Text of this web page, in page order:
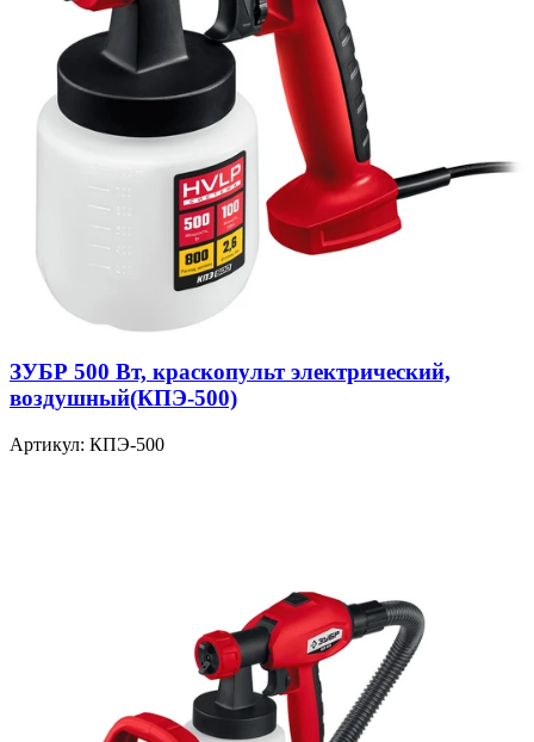
ЗУБР 500 Вт, краскопульт электрический,
воздушный(КПЭ-500)
Артикул: КПЭ-500